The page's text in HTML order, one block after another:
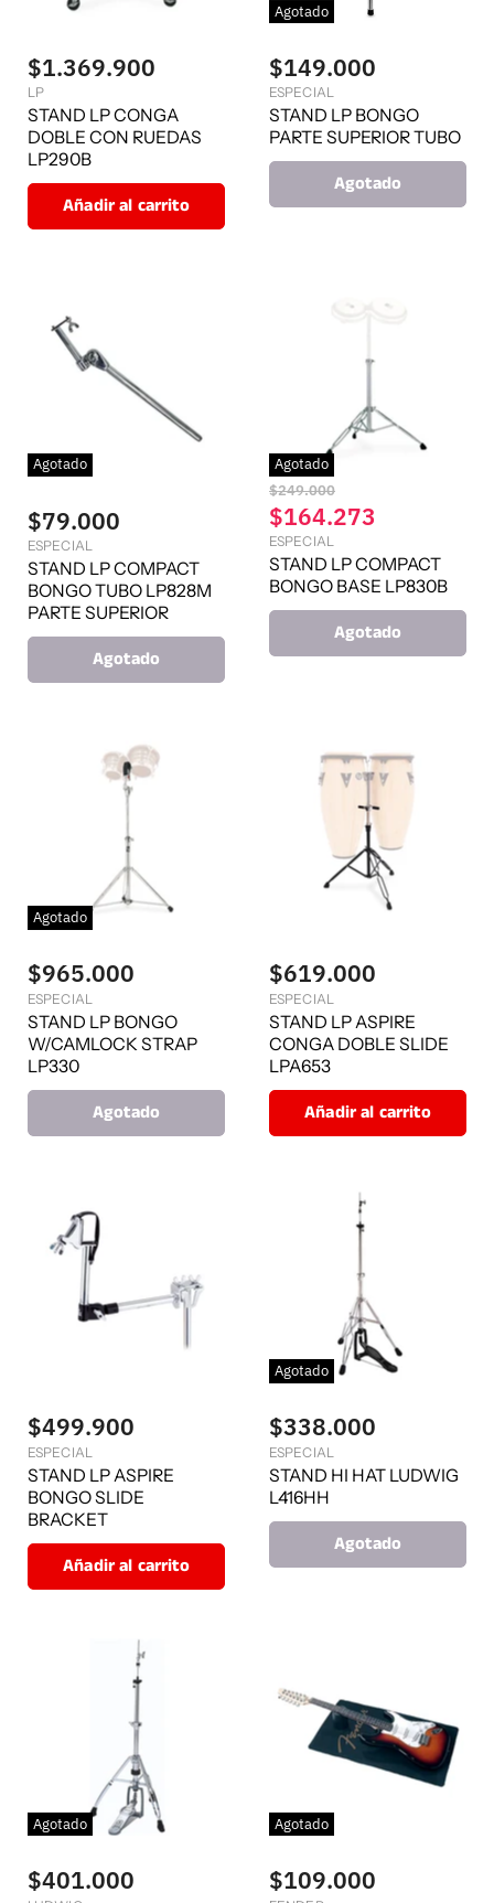
$1.369.900
LP
STAND LP CONGA
DOBLE CON RUEDAS
LP290B
Añadir al carrito
Agotado
$149.000
ESPECIAL
STAND LP BONGO
PARTE SUPERIOR TUBO
Agotado
Agotado
$79.000
ESPECIAL
STAND LP COMPACT
BONGO TUBO LP828M
PARTE SUPERIOR
Agotado
Agotado
P
r
e
c
i
o
r
g
$249.000
P
r
e
c
i
$164.273
ESPECIAL
STAND LP COMPACT
BONGO BASE LP830B
Agotado
Agotado
$965.000
ESPECIAL
STAND LP BONGO
W/CAMLOCK STRAP
LP330
Agotado
$619.000
ESPECIAL
STAND LP ASPIRE
CONGA DOBLE SLIDE
LPA653
Añadir al carrito
$499.900
ESPECIAL
STAND LP ASPIRE
BONGO SLIDE
BRACKET
Añadir al carrito
Agotado
$338.000
ESPECIAL
STAND HI HAT LUDWIG
L416HH
Agotado
Agotado
$401.000
Agotado
$109.000